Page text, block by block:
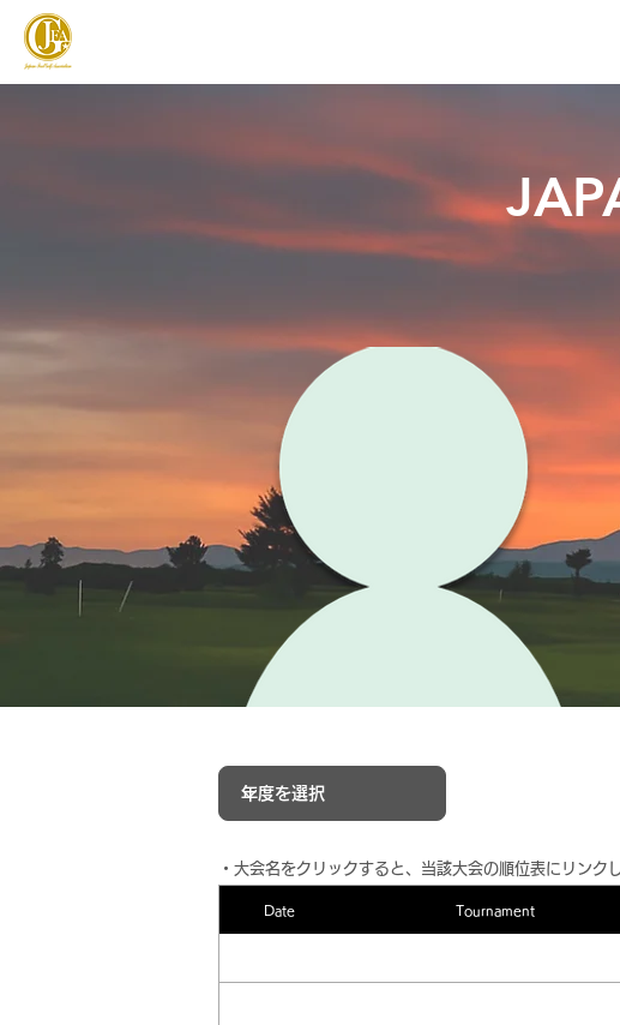
・大会名をクリックすると、当該大会の順位表にリンク
Date Tournament